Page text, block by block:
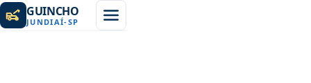
GUINCHO
JUNDIAÍ-SP